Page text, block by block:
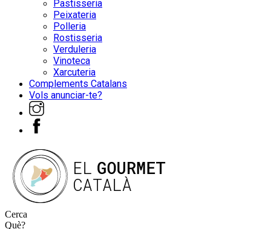
Pastisseria
Peixateria
Polleria
Rostisseria
Verduleria
Vinoteca
Xarcuteria
Complements Catalans
Vols anunciar-te?
Cerca
Què?